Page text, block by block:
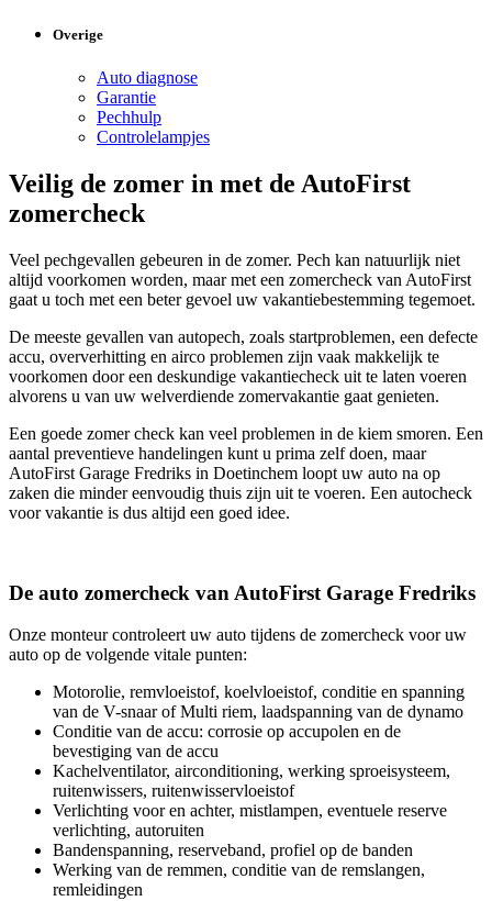
Overige
Auto diagnose
Garantie
Pechhulp
Controlelampjes
Veilig de zomer in met de AutoFirst
zomercheck
Veel pechgevallen gebeuren in de zomer. Pech kan natuurlijk niet
altijd voorkomen worden, maar met een zomercheck van AutoFirst
gaat u toch met een beter gevoel uw vakantiebestemming tegemoet.
De meeste gevallen van autopech, zoals startproblemen, een defecte
accu, oververhitting en airco problemen zijn vaak makkelijk te
voorkomen door een deskundige vakantiecheck uit te laten voeren
alvorens u van uw welverdiende zomervakantie gaat genieten.
Een goede zomer check kan veel problemen in de kiem smoren. Een
aantal preventieve handelingen kunt u prima zelf doen, maar
AutoFirst Garage Fredriks in Doetinchem loopt uw auto na op
zaken die minder eenvoudig thuis zijn uit te voeren. Een autocheck
voor vakantie is dus altijd een goed idee.
De auto zomercheck van AutoFirst Garage Fredriks
Onze monteur controleert uw auto tijdens de zomercheck voor uw
auto op de volgende vitale punten:
Motorolie, remvloeistof, koelvloeistof, conditie en spanning
van de V-snaar of Multi riem, laadspanning van de dynamo
Conditie van de accu: corrosie op accupolen en de
bevestiging van de accu
Kachelventilator, airconditioning, werking sproeisysteem,
ruitenwissers, ruitenwisservloeistof
Verlichting voor en achter, mistlampen, eventuele reserve
verlichting, autoruiten
Bandenspanning, reserveband, profiel op de banden
Werking van de remmen, conditie van de remslangen,
remleidingen